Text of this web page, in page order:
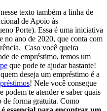
texto também a linha de
de Apoio às
Porte). Essa é uma iniciativa
no ano de 2020, que conta com
Caso você queira
de empréstimo, temos um
que pode te ajudar bastante!
deseja um empréstimo é a
! Nele você consegue
podem te atender e saber quais
de forma gratuita. Como